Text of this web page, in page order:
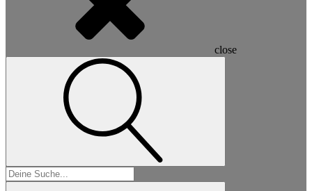
close
Suchen
nach: